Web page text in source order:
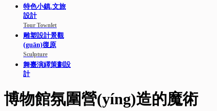
特色小鎮.文旅
設計
Tour Townlet
雕塑設計景觀
(guān)復原
Sculpture
舞臺演繹策劃設
計
博物館氛圍營(yíng)造的魔術